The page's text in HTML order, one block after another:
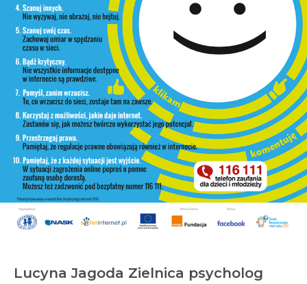
Lucyna Jagoda Zielnica psycholog